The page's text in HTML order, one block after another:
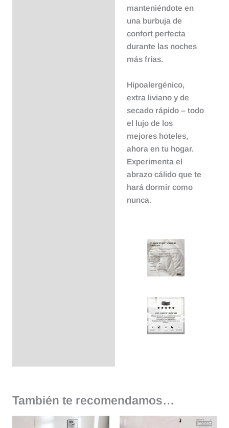
manteniéndote en
una burbuja de
confort perfecta
durante las noches
más frías.
Hipoalergénico,
extra liviano y de
secado rápido – todo
el lujo de los
mejores hoteles,
ahora en tu hogar.
Experimenta el
abrazo cálido que te
hará dormir como
nunca.
También te recomendamos…
Rango
Este